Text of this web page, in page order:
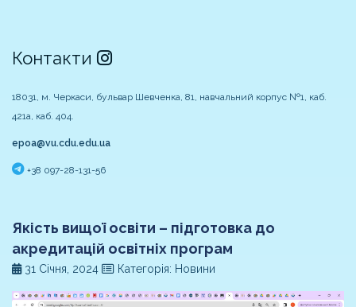
Контакти
18031, м. Черкаси, бульвар Шевченка, 81, навчальний корпус №1, каб.
421а, каб. 404.
epoa@vu.cdu.edu.ua
+38 097-28-131-56
Якість вищої освіти – підготовка до
акредитацій освітніх програм
31 Січня, 2024 Категорія: Новини